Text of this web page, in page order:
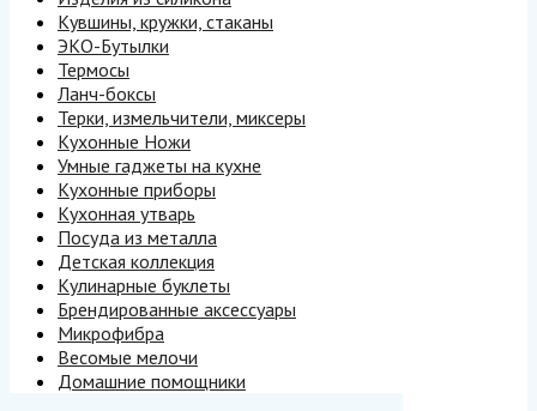
Кувшины, кружки, стаканы
ЭКО-Бутылки
Термосы
Ланч-боксы
Терки, измельчители, миксеры
Кухонные Ножи
Умные гаджеты на кухне
Кухонные приборы
Кухонная утварь
Посуда из металла
Детская коллекция
Кулинарные буклеты
Брендированные аксессуары
Микрофибра
Весомые мелочи
Домашние помощники